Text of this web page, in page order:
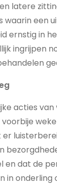
latere
waarin een
ernstig in
ingrijpen
acties
en dat de
in onderling